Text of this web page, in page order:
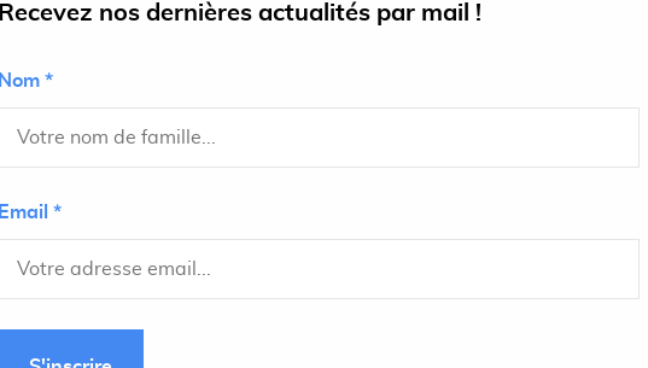
Recevez nos dernières actualités par mail !
Nom *
Email *